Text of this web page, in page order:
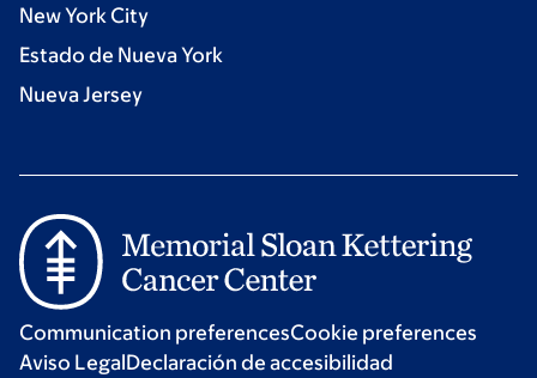
New York City
Estado de Nueva York
Nueva Jersey
Communication preferencesCookie preferences
Aviso LegalDeclaración de accesibilidad